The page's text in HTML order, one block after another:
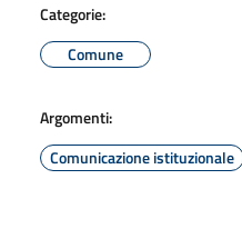
Categorie:
Comune
Argomenti:
Comunicazione istituzionale